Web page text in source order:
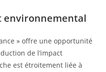
environnemental
» offre une opportunité
de l’impact
est étroitement liée à